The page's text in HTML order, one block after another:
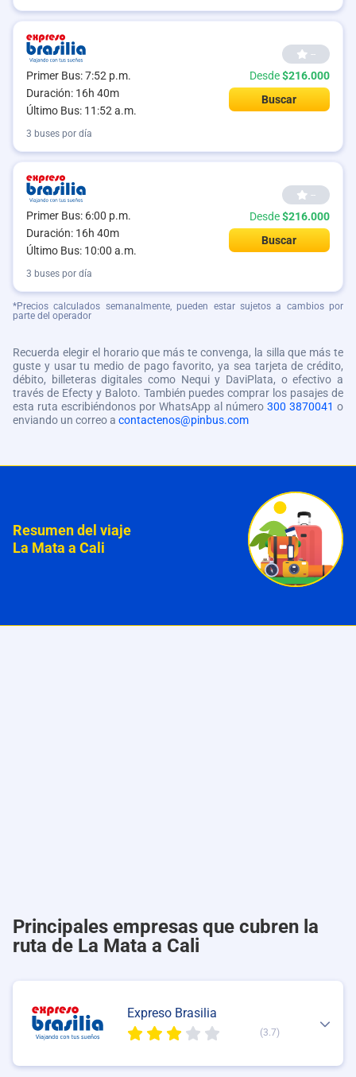
Primer Bus: 7:52 p.m.
Duración: 16h 40m
Último Bus: 11:52 a.m.
--
Desde$216.000
Buscar
3 buses por día
Primer Bus: 6:00 p.m.
Duración: 16h 40m
Último Bus: 10:00 a.m.
--
Desde$216.000
Buscar
3 buses por día
*Precios calculados semanalmente, pueden estar sujetos a cambios por
parte del operador
Recuerda elegir el horario que más te convenga, la silla que más te
guste y usar tu medio de pago favorito, ya sea tarjeta de crédito,
débito, billeteras digitales como Nequi y DaviPlata, o efectivo a
través de Efecty y Baloto. También puedes comprar los pasajes de
esta ruta escribiéndonos por WhatsApp al número 300 3870041 o
enviando un correo a contactenos@pinbus.com
Resumen del viaje
La Mata a Cali
Principales empresas que cubren la
ruta de La Mata a Cali
Expreso Brasilia
(3.7)